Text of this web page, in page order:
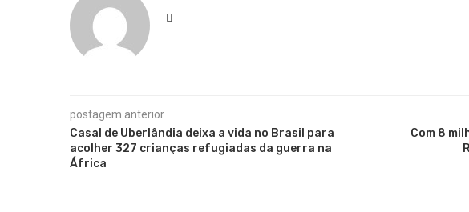
postagem anterior
Casal de Uberlândia deixa a vida no Brasil para
acolher 327 crianças refugiadas da guerra na
África
Com 8